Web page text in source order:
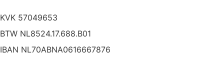
KVK 57049653
BTW NL8524.17.688.B01
IBAN NL70ABNA0616667876